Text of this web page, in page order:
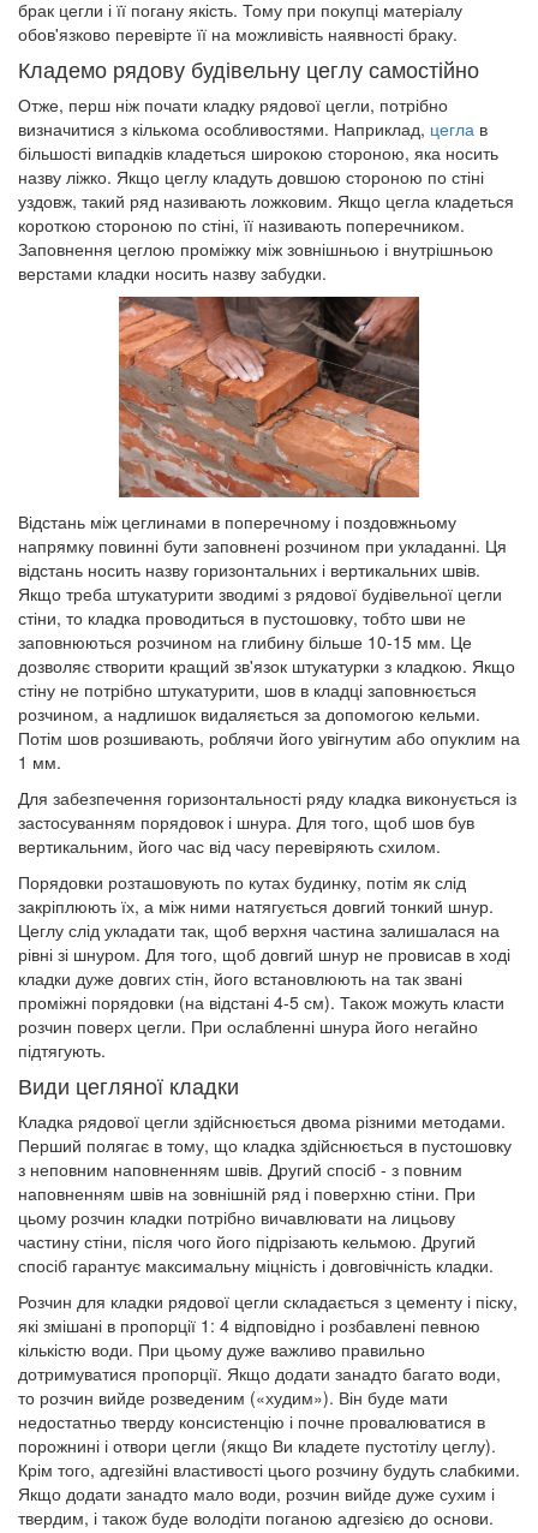
брак цегли і її погану якість. Тому при покупці матеріалу
обов'язково перевірте її на можливість наявності браку.
Кладемо рядову будівельну цеглу самостійно
Отже, перш ніж почати кладку рядової цегли, потрібно
визначитися з кількома особливостями. Наприклад, цегла в
більшості випадків кладеться широкою стороною, яка носить
назву ліжко. Якщо цеглу кладуть довшою стороною по стіні
уздовж, такий ряд називають ложковим. Якщо цегла кладеться
короткою стороною по стіні, її називають поперечником.
Заповнення цеглою проміжку між зовнішньою і внутрішньою
верстами кладки носить назву забудки.
Відстань між цеглинами в поперечному і поздовжньому
напрямку повинні бути заповнені розчином при укладанні. Ця
відстань носить назву горизонтальних і вертикальних швів.
Якщо треба штукатурити зводимі з рядової будівельної цегли
стіни, то кладка проводиться в пустошовку, тобто шви не
заповнюються розчином на глибину більше 10-15 мм. Це
дозволяє створити кращий зв'язок штукатурки з кладкою. Якщо
стіну не потрібно штукатурити, шов в кладці заповнюється
розчином, а надлишок видаляється за допомогою кельми.
Потім шов розшивають, роблячи його увігнутим або опуклим на
1 мм.
Для забезпечення горизонтальності ряду кладка виконується із
застосуванням порядовок і шнура. Для того, щоб шов був
вертикальним, його час від часу перевіряють схилом.
Порядовки розташовують по кутах будинку, потім як слід
закріплюють їх, а між ними натягується довгий тонкий шнур.
Цеглу слід укладати так, щоб верхня частина залишалася на
рівні зі шнуром. Для того, щоб довгий шнур не провисав в ході
кладки дуже довгих стін, його встановлюють на так звані
проміжні порядовки (на відстані 4-5 см). Також можуть класти
розчин поверх цегли. При ослабленні шнура його негайно
підтягують.
Види цегляної кладки
Кладка рядової цегли здійснюється двома різними методами.
Перший полягає в тому, що кладка здійснюється в пустошовку
з неповним наповненням швів. Другий спосіб - з повним
наповненням швів на зовнішній ряд і поверхню стіни. При
цьому розчин кладки потрібно вичавлювати на лицьову
частину стіни, після чого його підрізають кельмою. Другий
спосіб гарантує максимальну міцність і довговічність кладки.
Розчин для кладки рядової цегли складається з цементу і піску,
які змішані в пропорції 1: 4 відповідно і розбавлені певною
кількістю води. При цьому дуже важливо правильно
дотримуватися пропорції. Якщо додати занадто багато води,
то розчин вийде розведеним («худим»). Він буде мати
недостатньо тверду консистенцію і почне провалюватися в
порожнині і отвори цегли (якщо Ви кладете пустотілу цеглу).
Крім того, адгезійні властивості цього розчину будуть слабкими.
Якщо додати занадто мало води, розчин вийде дуже сухим і
твердим, і також буде володіти поганою адгезією до основи.